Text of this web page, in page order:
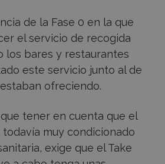
de la Fase 0 en la que
el servicio de recogida
los bares y restaurantes
este servicio junto al de
ofreciendo.
tener en cuenta que el
muy condicionado
exige que el Take